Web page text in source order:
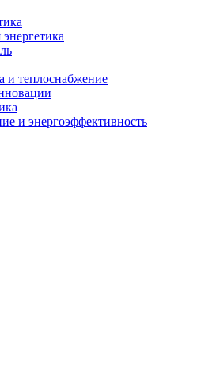
и теплоснабжение
и энергоэффективность